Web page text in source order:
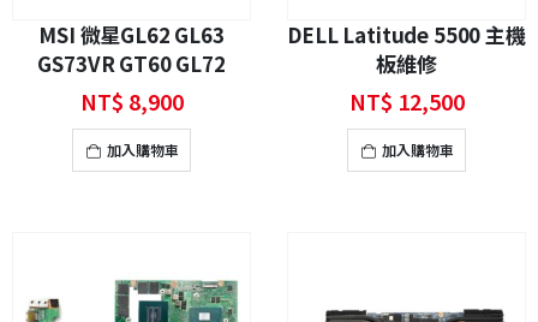
MSI 微星GL62 GL63
GS73VR GT60 GL72
GF63 GP63 GT63 GS65
主機板維修
NT$ 8,900
加入購物車
DELL Latitude 5500 主機
板維修
NT$ 12,500
加入購物車